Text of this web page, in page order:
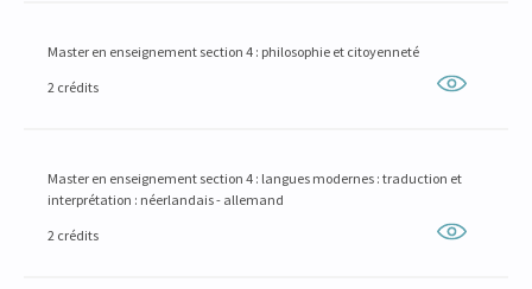
Master en enseignement section 4 : philosophie et citoyenneté
2 crédits
Master en enseignement section 4 : langues modernes : traduction et
interprétation : néerlandais - allemand
2 crédits